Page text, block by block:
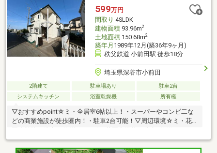
い致します。
599万円
間取り 4SLDK
建物面積93.96m2
土地面積150.68m2
築年月 1989年12月(築36年9ヶ月)
秩父鉄道 小前田駅 徒歩18分
埼玉県深谷市小前田
2階建て 駐車場あり
駐車2台
システムキッチン
浴室乾燥機 所有権
▽おすすめpoint☆ミ・全居室6帖以上！・スーパーやコンビ二な
どの商業施設が徒歩圏内！・駐車2台可能！▽周辺環境☆ミ・花
ｍ)・アバンセ花園店 徒歩9分(約650ｍ)・セブンイレブン深谷小
前田店 徒歩10分(約750ｍ)□■住宅ローン無料相談■□・年収が低